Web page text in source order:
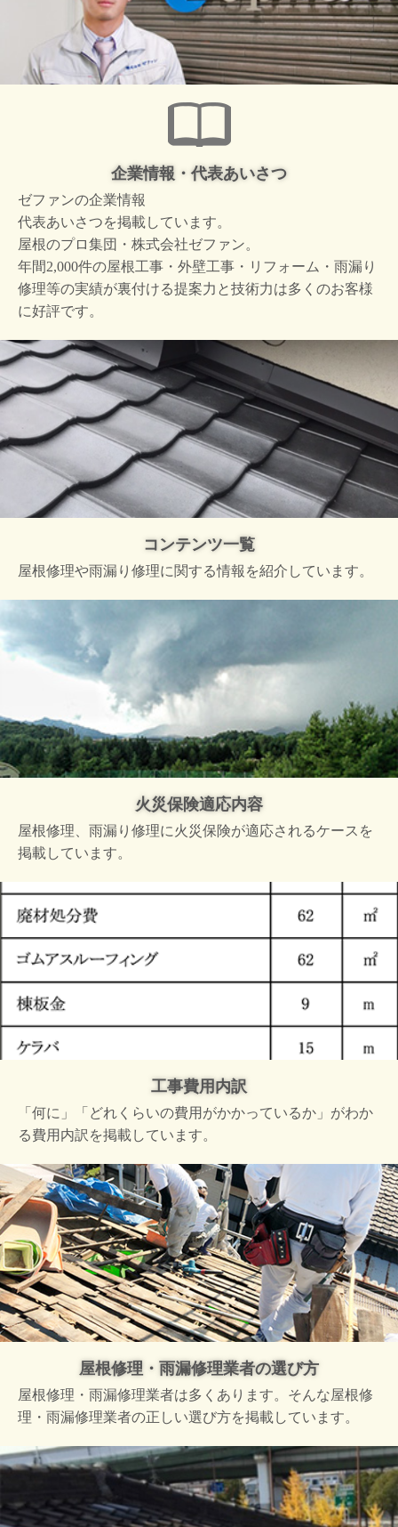
企業情報・代表あいさつ
ゼファンの企業情報
代表あいさつを掲載しています。
屋根のプロ集団・株式会社ゼファン。
年間2,000件の屋根工事・外壁工事・リフォーム・雨漏り
修理等の実績が裏付ける提案力と技術力は多くのお客様
に好評です。
コンテンツ一覧
屋根修理や雨漏り修理に関する情報を紹介しています。
火災保険適応内容
屋根修理、雨漏り修理に火災保険が適応されるケースを
掲載しています。
工事費用内訳
「何に」「どれくらいの費用がかかっているか」がわか
る費用内訳を掲載しています。
屋根修理・雨漏修理業者の選び方
屋根修理・雨漏修理業者は多くあります。そんな屋根修
理・雨漏修理業者の正しい選び方を掲載しています。